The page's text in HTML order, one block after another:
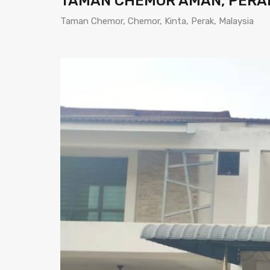
Taman Chemor, Chemor, Kinta, Perak, Malaysia